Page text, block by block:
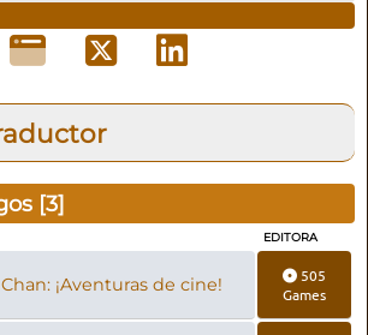
[3]
EDITORA
¡Aventuras de cine!
505
Games